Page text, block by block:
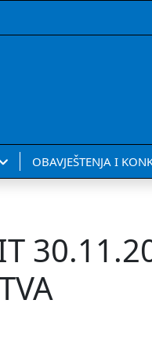
OBAVJEŠTENJA I